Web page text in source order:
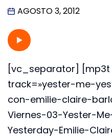
AGOSTO 3, 2012
[vc_separator] [mp3t
track=»yester-me-
con-emilie-claire-
Viernes-03-Yester-
Yesterday-Emilie-